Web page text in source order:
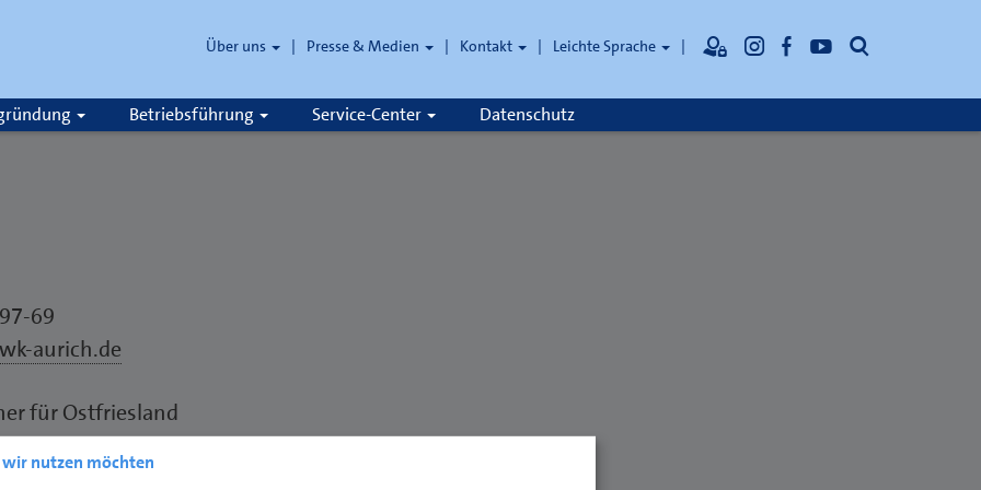
Über uns Presse & Medien Kontakt Leichte Sprache
Betriebsführung Service-Center Datenschutz
69
aurich.de
für Ostfriesland
2
nutzen möchten